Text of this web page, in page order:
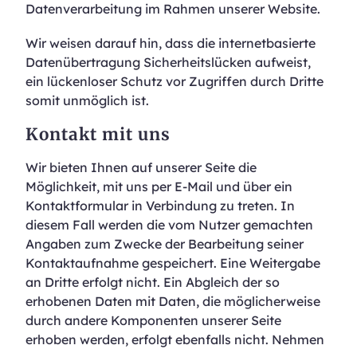
Datenverarbeitung im Rahmen unserer Website.
Wir weisen darauf hin, dass die internetbasierte
Datenübertragung Sicherheitslücken aufweist,
ein lückenloser Schutz vor Zugriffen durch Dritte
somit unmöglich ist.
Kontakt mit uns
Wir bieten Ihnen auf unserer Seite die
Möglichkeit, mit uns per E-Mail und über ein
Kontaktformular in Verbindung zu treten. In
diesem Fall werden die vom Nutzer gemachten
Angaben zum Zwecke der Bearbeitung seiner
Kontaktaufnahme gespeichert. Eine Weitergabe
an Dritte erfolgt nicht. Ein Abgleich der so
erhobenen Daten mit Daten, die möglicherweise
durch andere Komponenten unserer Seite
erhoben werden, erfolgt ebenfalls nicht. Nehmen